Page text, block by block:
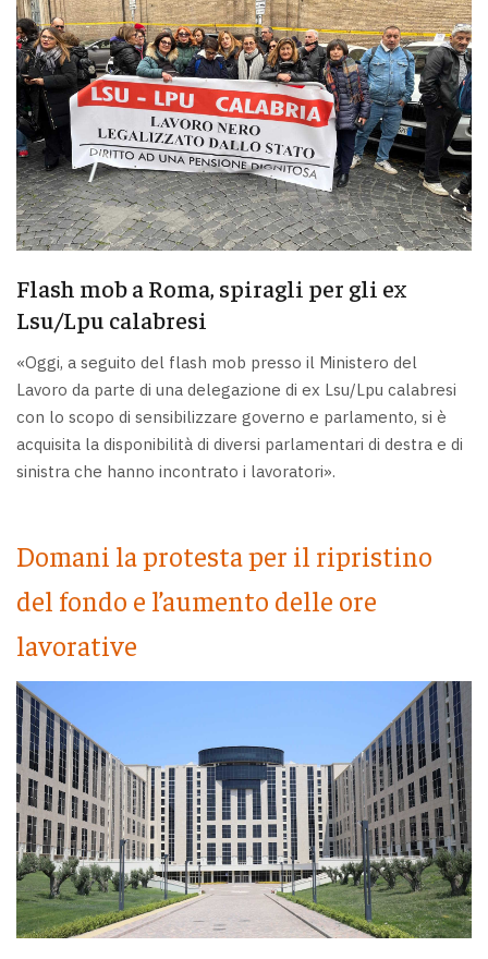
Flash mob a Roma, spiragli per gli ex
Lsu/Lpu calabresi
«Oggi, a seguito del flash mob presso il Ministero del
Lavoro da parte di una delegazione di ex Lsu/Lpu calabresi
con lo scopo di sensibilizzare governo e parlamento, si è
acquisita la disponibilità di diversi parlamentari di destra e di
sinistra che hanno incontrato i lavoratori».
Domani la protesta per il ripristino
del fondo e l’aumento delle ore
lavorative